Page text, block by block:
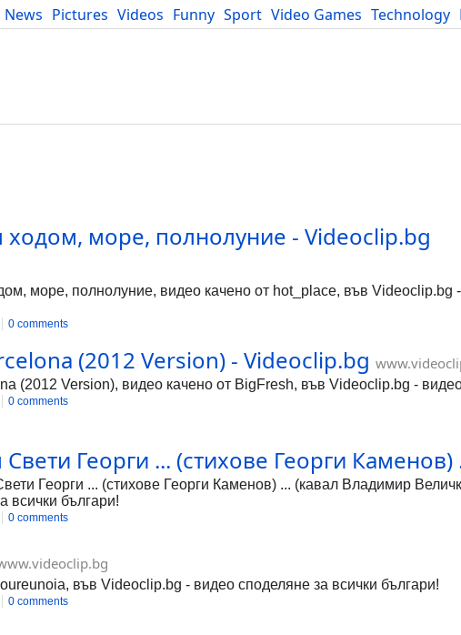
Pictures Videos Funny Sport Video Games Technology
Developers Blog
ходом, море, полнолуние - Videoclip.bg
море, полнолуние, видео качено от hot_place, във Videoclip.bg
0 comments
(2012 Version) - Videoclip.bg
(2012 Version), видео качено от BigFresh, във Videoclip.bg -
0 comments
Свети Георги ... (стихове Георги
Георги ... (стихове Георги Каменов) ... (кавал Владимир
всички българи!
0 comments
във Videoclip.bg - видео споделяне за всички българи!
0 comments